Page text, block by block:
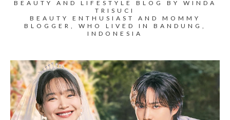
BEAUTY AND LIFESTYLE BLOG BY WINDA
TRISUCI
BEAUTY ENTHUSIAST AND MOMMY
BLOGGER, WHO LIVED IN BANDUNG,
INDONESIA